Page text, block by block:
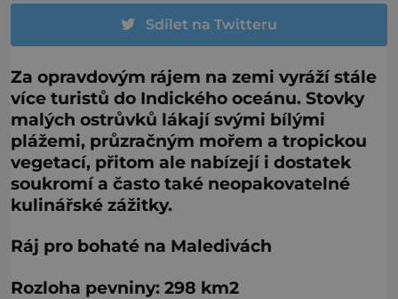
Sdílet na Twitteru
Za opravdovým rájem na zemi vyráží stále
více turistů do Indického oceánu. Stovky
malých ostrůvků lákají svými bílými
plážemi, průzračným mořem a tropickou
vegetací, přitom ale nabízejí i dostatek
soukromí a často také neopakovatelné
kulinářské zážitky.
Ráj pro bohaté na Maledivách
Rozloha pevniny: 298 km2